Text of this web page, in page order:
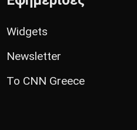
Widgets
Newsletter
Το CNN Greece